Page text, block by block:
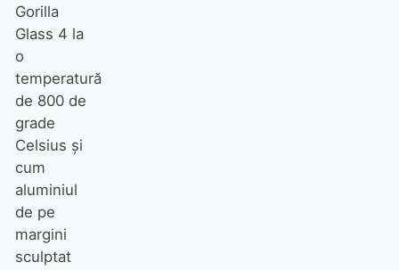
Gorilla
Glass 4 la
o
temperatură
de 800 de
grade
Celsius și
cum
aluminiul
de pe
margini
sculptat